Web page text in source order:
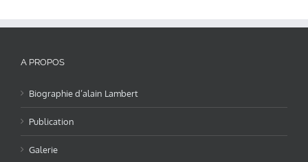
A PROPOS
Biographie d’alain Lambert
Publication
Galerie